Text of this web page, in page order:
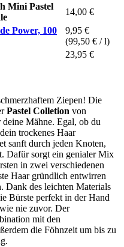
Mini Pastel
14,00 €
Power, 100
9,95 €
(99,50 € / l)
23,95 €
Ziepen! Die
Pastel Colletion von
Mähne. Egal, ob du
trockenes Haar
sanft durch jeden Knoten,
Dafür sorgt ein genialer Mix
in zwei verschiedenen
Haar gründlich entwirren
Dank des leichten Materials
Bürste perfekt in der Hand
nie zuvor. Der
mit den
die Föhnzeit um bis zu